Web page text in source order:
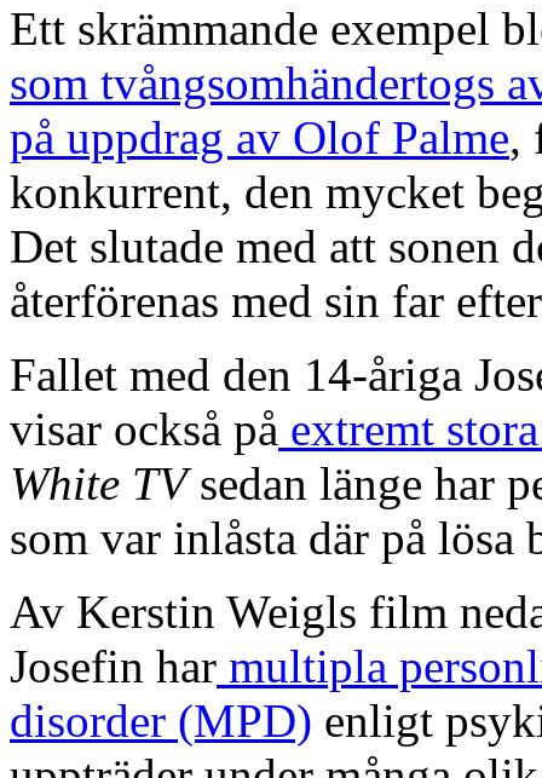
Ett skrämmande exempel
som tvångsomhändertogs
på uppdrag av Olof Palme,
konkurrent, den mycket
Det slutade med att sonen
återförenas med sin far
Fallet med den 14-åriga
visar också på extremt
White TVsedan länge har
som var inlåsta där på
Av Kerstin Weigls film
Josefin har multipla
disorder (MPD) enligt